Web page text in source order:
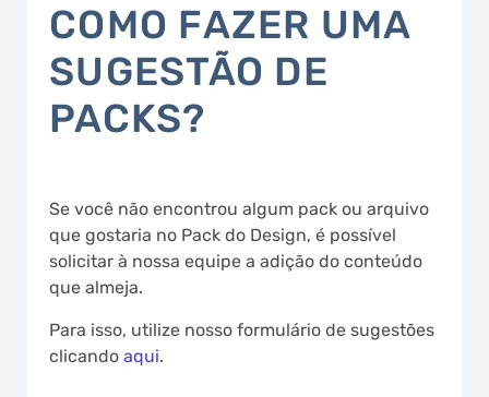
COMO FAZER UMA
SUGESTÃO DE
PACKS?
Se você não encontrou algum pack ou arquivo
que gostaria no Pack do Design, é possível
solicitar à nossa equipe a adição do conteúdo
que almeja.
Para isso, utilize nosso formulário de sugestões
clicando aqui.